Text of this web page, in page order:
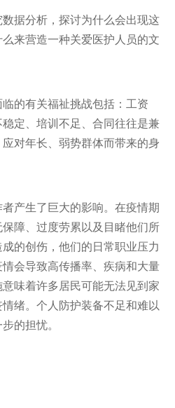
据分析，探讨为什么会出现这
来营造一种关爱医护人员的文
的有关福祉挑战包括：工资
定、培训不足、合同往往是兼
对年长、弱势群体而带来的身
产生了巨大的影响。在疫情期
障、过度劳累以及目睹他们所
的创伤，他们的日常职业压力
情会导致高传播率、疾病和大量
味着许多居民可能无法见到家
绪。个人防护装备不足和难以
的担忧。